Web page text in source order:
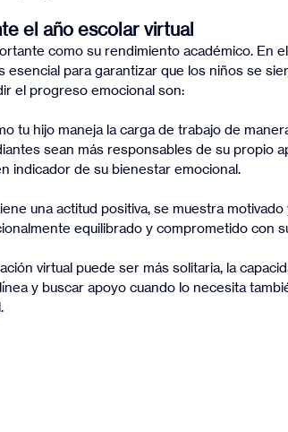
el año escolar virtual
como su rendimiento académico. En
para garantizar que los niños se
el progreso emocional son:
tu hijo maneja la carga de trabajo de
sean más responsables de su propio
indicador de su bienestar emocional.
una actitud positiva, se muestra
equilibrado y comprometido con
virtual puede ser más solitaria, la
y buscar apoyo cuando lo necesita